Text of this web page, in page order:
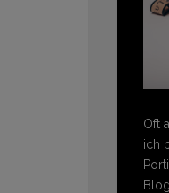
Oft
ich